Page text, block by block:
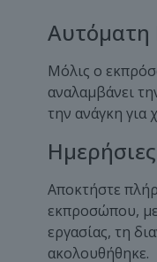
Αυτόματη
Μόλις ο
αναλαμβάνει
την ανάγκη για
Αποκτήστε
εκπροσώπου, με
εργασίας, τη
ακολουθήθηκε.